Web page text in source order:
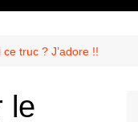
truc ? J’adore !!
le